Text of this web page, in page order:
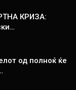
КРИЗА:
од полноќ ќе